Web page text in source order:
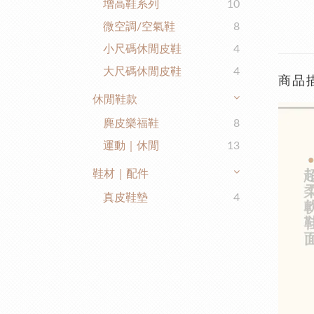
增高鞋系列
10
微空調/空氣鞋
8
小尺碼休閒皮鞋
4
大尺碼休閒皮鞋
4
休閒鞋款
麂皮樂福鞋
8
運動｜休閒
13
鞋材｜配件
真皮鞋墊 4
商品